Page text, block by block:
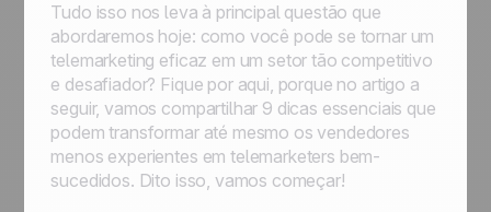
Tudo isso nos leva à principal questão que
abordaremos hoje: como você pode se tornar um
telemarketing eficaz em um setor tão competitivo
e desafiador? Fique por aqui, porque no artigo a
seguir, vamos compartilhar 9 dicas essenciais que
podem transformar até mesmo os vendedores
menos experientes em telemarketers bem-
sucedidos. Dito isso, vamos começar!